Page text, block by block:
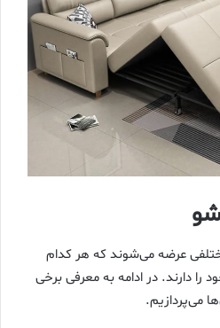
عرضه می‌شوند که هر کدام
را دارند. در ادامه به معرفی برخی
می‌پردازیم.